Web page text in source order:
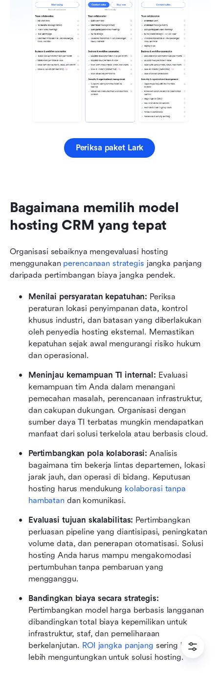
Periksa paket Lark
Bagaimana memilih model
hosting CRM yang tepat
Organisasi sebaiknya mengevaluasi hosting
menggunakan perencanaan strategis jangka panjang
daripada pertimbangan biaya jangka pendek.
Menilai persyaratan kepatuhan: Periksa
peraturan lokasi penyimpanan data, kontrol
khusus industri, dan batasan yang diberlakukan
oleh penyedia hosting eksternal. Memastikan
kepatuhan sejak awal mengurangi risiko hukum
dan operasional.
Meninjau kemampuan TI internal: Evaluasi
kemampuan tim Anda dalam menangani
pemecahan masalah, perencanaan infrastruktur,
dan cakupan dukungan. Organisasi dengan
sumber daya TI terbatas mungkin mendapatkan
manfaat dari solusi terkelola atau berbasis cloud.
Pertimbangkan pola kolaborasi: Analisis
bagaimana tim bekerja lintas departemen, lokasi
jarak jauh, dan operasi di bidang. Keputusan
hosting harus mendukung kolaborasi tanpa
hambatan dan komunikasi.
Evaluasi tujuan skalabilitas: Pertimbangkan
perluasan pipeline yang diantisipasi, peningkatan
volume data, dan penerapan otomatisasi. Solusi
hosting Anda harus mampu mengakomodasi
pertumbuhan tanpa pembaruan yang
mengganggu.
Bandingkan biaya secara strategis:
Pertimbangkan model harga berbasis langganan
dibandingkan total biaya kepemilikan untuk
infrastruktur, staf, dan pemeliharaan
berkelanjutan. ROI jangka panjang sering kali
lebih menguntungkan untuk solusi hosting.